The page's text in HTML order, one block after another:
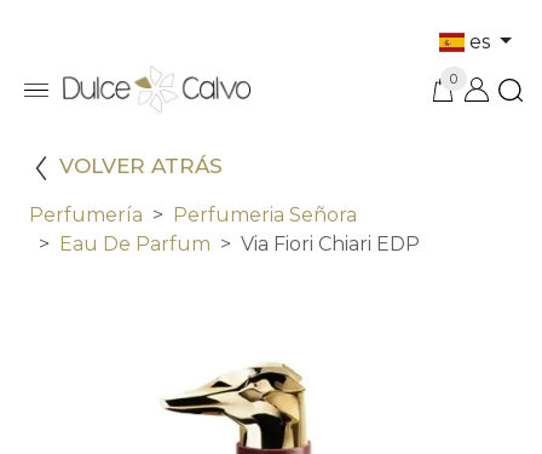
es
0
VOLVER ATRÁS
Perfumería
Perfumeria Señora
Eau De Parfum
Via Fiori Chiari EDP